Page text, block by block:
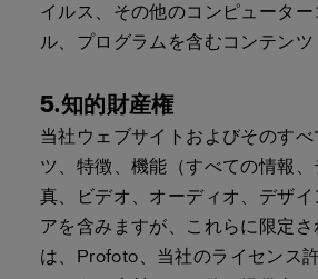
イルス、その他のコンピューター
ル、プログラムを含むコンテンツ
5.知的財産権
当社ウェブサイトおよびそのす
ツ、特徴、機能（すべての情報
真、ビデオ、オーディオ、デザイ
アを含みますが、これらに限定さ
は、Profoto、当社のライセンス